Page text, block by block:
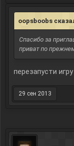
oopsboobs
Спасибо за
приват по
перезапусти
29 сен 2013